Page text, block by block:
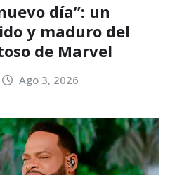
día”: un
y maduro del
de Marvel
Ago 3, 2026